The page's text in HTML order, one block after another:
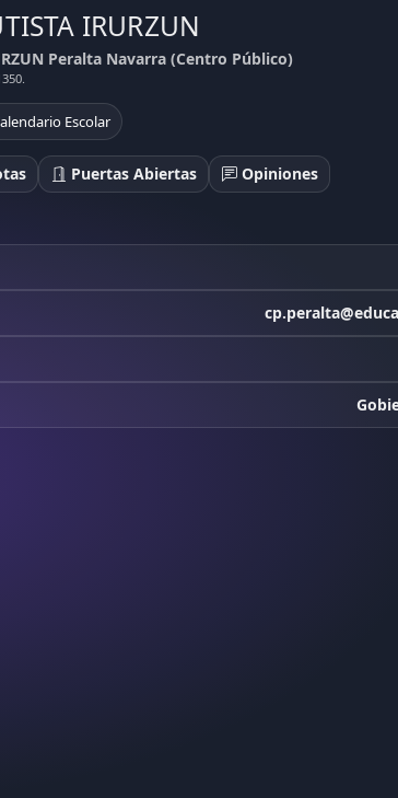
IRURZUN
Peralta Navarra (Centro Público)
Escolar
Puertas Abiertas
Opiniones